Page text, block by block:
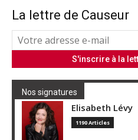
La lettre de Causeur
Nos signatures
Elisabeth Lévy
1190 Articles